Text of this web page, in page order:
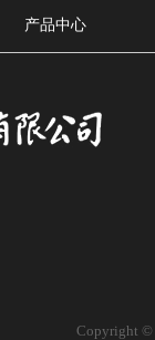
产品中心
Copyright ©